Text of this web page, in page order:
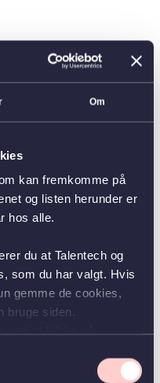
Om
kan fremkomme på
og listen herunder er
hos alle.
du at Talentech og
som du har valgt. Hvis
gemme de cookies,
bruge siden.